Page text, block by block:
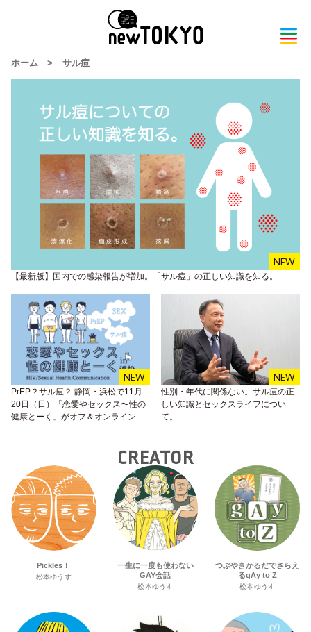
ホーム > サル痘
【最新版】国内での感染報告が増加。「サル痘」の正しい知識を知る。
PrEP？サル痘？ 静岡・浜松で11月
20日（日）「恋愛やセックス〜性の
健康とーく」がオフ＆オンラインに
性別・年代に関係ない。サル痘の正
しい知識とセックスライフについ
て。
CREATOR
Pickles！
松本ゆうす
一生に一度も使わない
GAY会話
松本ゆうす
つぶやきかるだでさらえ
るgAy to Z
松本ゆうす